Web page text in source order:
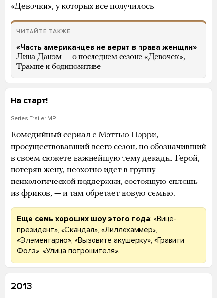
«Девочки», у которых все получилось.
ЧИТАЙТЕ ТАКЖЕ
«Часть американцев не верит в права женщин»
Лина Данэм — о последнем сезоне «Девочек»,
Трампе и бодипозитиве
На старт!
Series Trailer MP
Комедийный сериал с Мэттью Пэрри,
просуществовавший всего сезон, но обозначивший
в своем сюжете важнейшую тему декады. Герой,
потеряв жену, неохотно идет в группу
психологической поддержки, состоящую сплошь
из фриков, — и там обретает новую семью.
Еще семь хороших шоу этого года: «Вице-
президент», «Скандал», «Лиллехаммер»,
«Элементарно», «Вызовите акушерку», «Гравити
Фолз», «Улица потрошителя».
2013